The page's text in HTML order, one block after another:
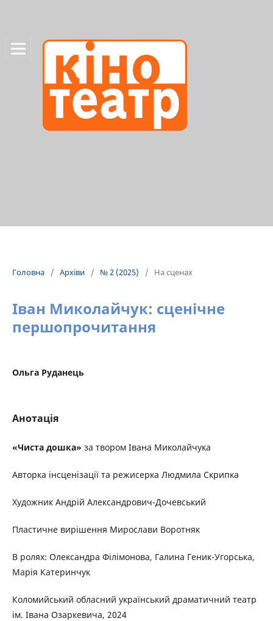
Головна / Архіви / № 2 (2025) / На сценах
Іван Миколайчук: сценічне
першопрочитання
Ольга Руданець
Анотація
«Чиста дошка» за твором Івана Миколайчука
Авторка інсценізації та режисерка Людмила Скрипка
Художник Андрій Александрович-Дочевський
Пластичне вирішення Мирослави Воротняк
В ролях: Олександра Філімонова, Галина Геник-Угорська,
Марія Катеринчук
Коломийський обласний український драматичний театр
ім. Івана Озаркевича, 2024